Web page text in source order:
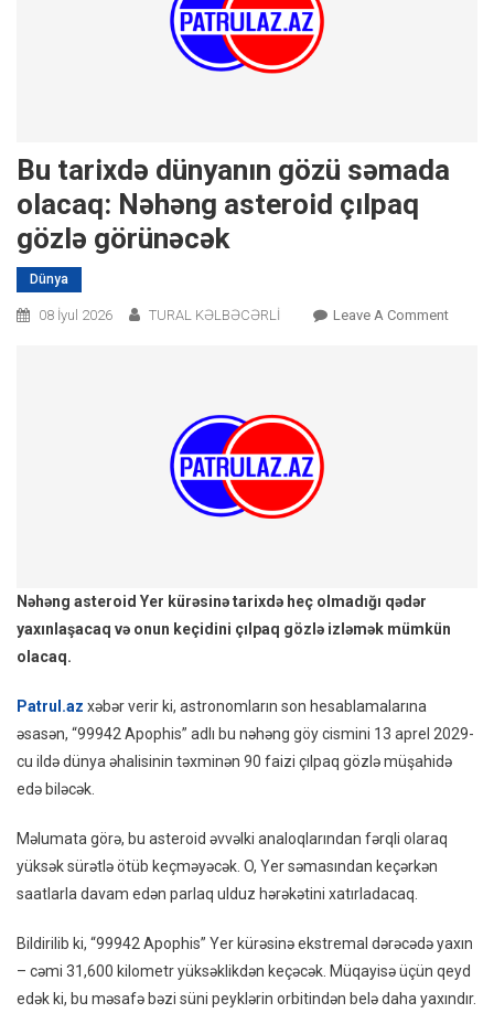
Bu tarixdə dünyanın gözü səmada
olacaq: Nəhəng asteroid çılpaq
gözlə görünəcək
Dünya
08 İyul 2026 TURAL KƏLBƏCƏRLİ Leave A CommentOn
Nəhəng asteroid Yer kürəsinə tarixdə heç olmadığı qədər
yaxınlaşacaq və onun keçidini çılpaq gözlə izləmək mümkün
olacaq.
Patrul.az xəbər verir ki, astronomların son hesablamalarına
əsasən, “99942 Apophis” adlı bu nəhəng göy cismini 13 aprel 2029-
cu ildə dünya əhalisinin təxminən 90 faizi çılpaq gözlə müşahidə
edə biləcək.
Məlumata görə, bu asteroid əvvəlki analoqlarından fərqli olaraq
yüksək sürətlə ötüb keçməyəcək. O, Yer səmasından keçərkən
saatlarla davam edən parlaq ulduz hərəkətini xatırladacaq.
Bildirilib ki, “99942 Apophis” Yer kürəsinə ekstremal dərəcədə yaxın
– cəmi 31,600 kilometr yüksəklikdən keçəcək. Müqayisə üçün qeyd
edək ki, bu məsafə bəzi süni peyklərin orbitindən belə daha yaxındır.